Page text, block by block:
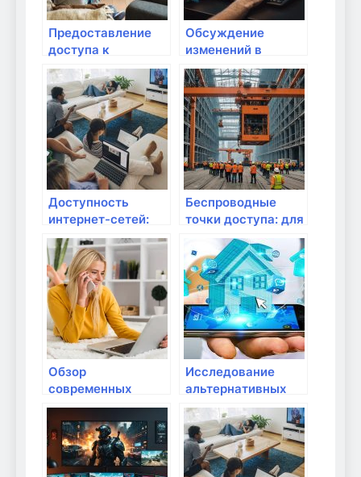
Предоставление
доступа к
интернету без
пароля: стоит ли?
Обсуждение
изменений в
домашних
предположениях
для Wi-Fi сетей
Доступность
интернет-сетей:
все о военных
целевых
устройствах
Беспроводные
точки доступа: для
чего они нужны?
Обзор
современных
технологий для
передачи данных
Исследование
альтернативных
способов доступа
к интернету